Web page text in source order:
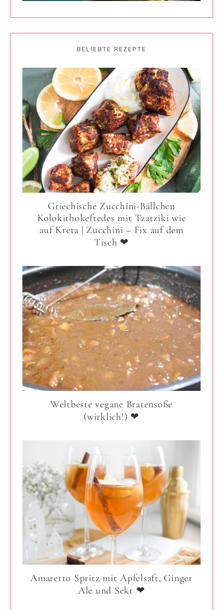
BELIEBTE REZEPTE
Griechische Zucchini-Bällchen
Kolokithokeftedes mit Tzatziki wie
auf Kreta | Zucchini – Fix auf dem
Tisch ❤
Weltbeste vegane Bratensoße
(wirklich!) ❤
Amaretto Spritz mit Apfelsaft, Ginger
Ale und Sekt ❤